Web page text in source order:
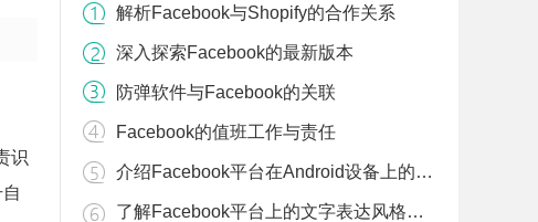
识
解析Facebook与Shopify的合作关系
深入探索Facebook的最新版本
防弹软件与Facebook的关联
Facebook的值班工作与责任
介绍Facebook平台在Android设备上的应用和特点
了解Facebook平台上的文字表达风格和写作技巧